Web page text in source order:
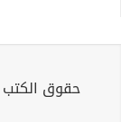
حقوق الكتب